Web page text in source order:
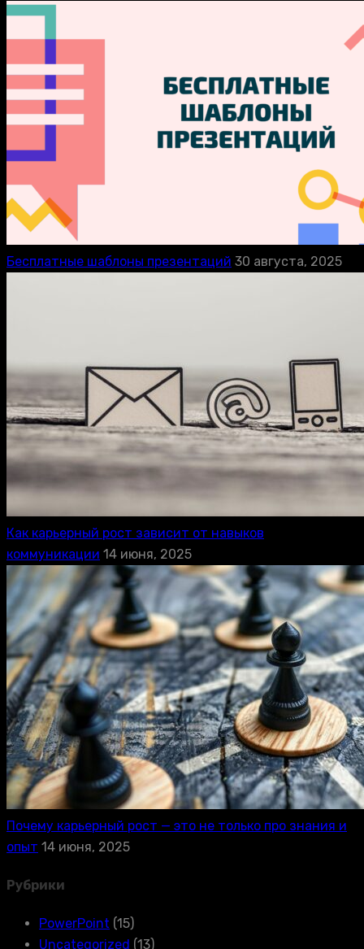
Бесплатные шаблоны презентаций 30 августа, 2025
Как карьерный рост зависит от навыков
коммуникации 14 июня, 2025
Почему карьерный рост — это не только про знания и
опыт 14 июня, 2025
Рубрики
PowerPoint (15)
Uncategorized (13)